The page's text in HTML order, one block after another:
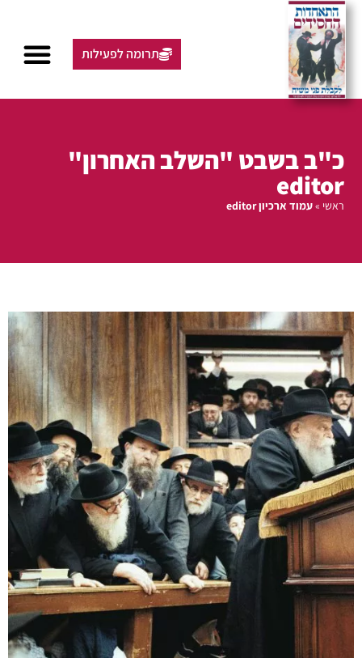
תרומה לפעילות
כ"ב בשבט "השלב האחרון"
editor
ראשי »עמוד ארכיון editor